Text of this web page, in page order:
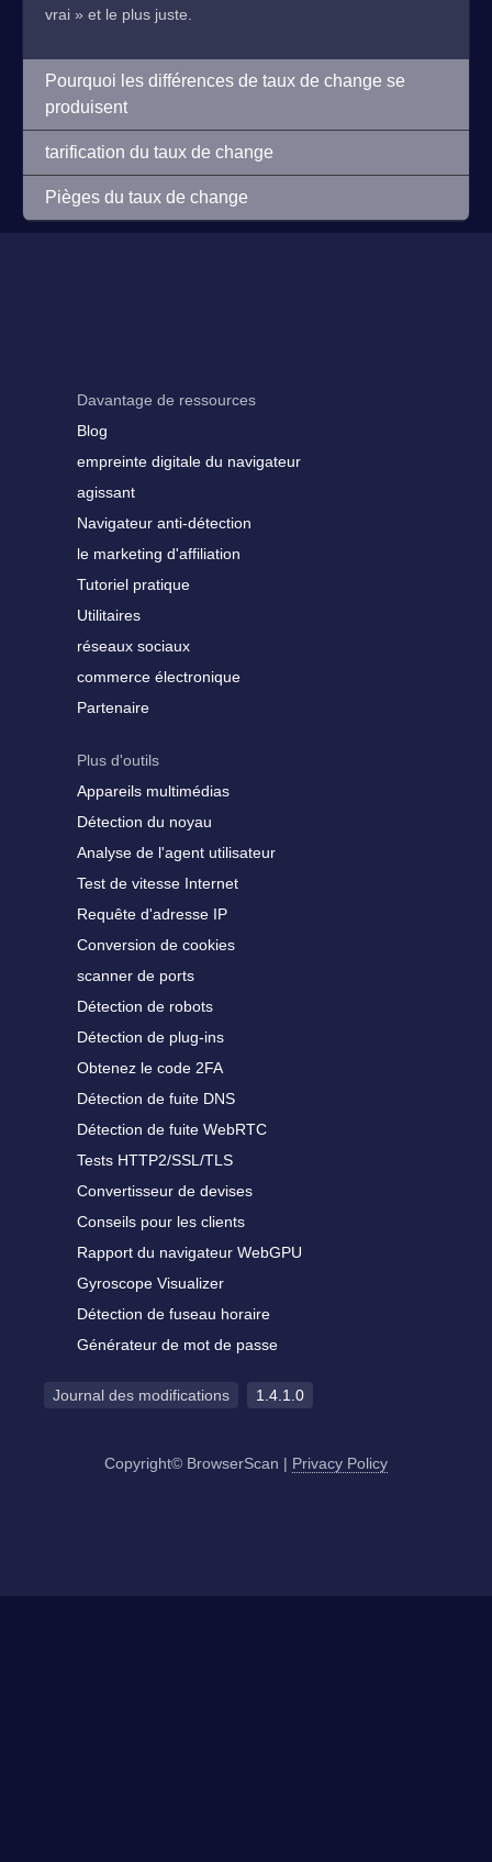
vrai » et le plus juste.
Pourquoi les différences de taux de change se
produisent
tarification du taux de change
Pièges du taux de change
Davantage de ressources
Blog
empreinte digitale du navigateur
agissant
Navigateur anti-détection
le marketing d'affiliation
Tutoriel pratique
Utilitaires
réseaux sociaux
commerce électronique
Partenaire
Plus d'outils
Appareils multimédias
Détection du noyau
Analyse de l'agent utilisateur
Test de vitesse Internet
Requête d'adresse IP
Conversion de cookies
scanner de ports
Détection de robots
Détection de plug-ins
Obtenez le code 2FA
Détection de fuite DNS
Détection de fuite WebRTC
Tests HTTP2/SSL/TLS
Convertisseur de devises
Conseils pour les clients
Rapport du navigateur WebGPU
Gyroscope Visualizer
Détection de fuseau horaire
Générateur de mot de passe
Journal des modifications 1.4.1.0
Copyright© BrowserScan | Privacy Policy